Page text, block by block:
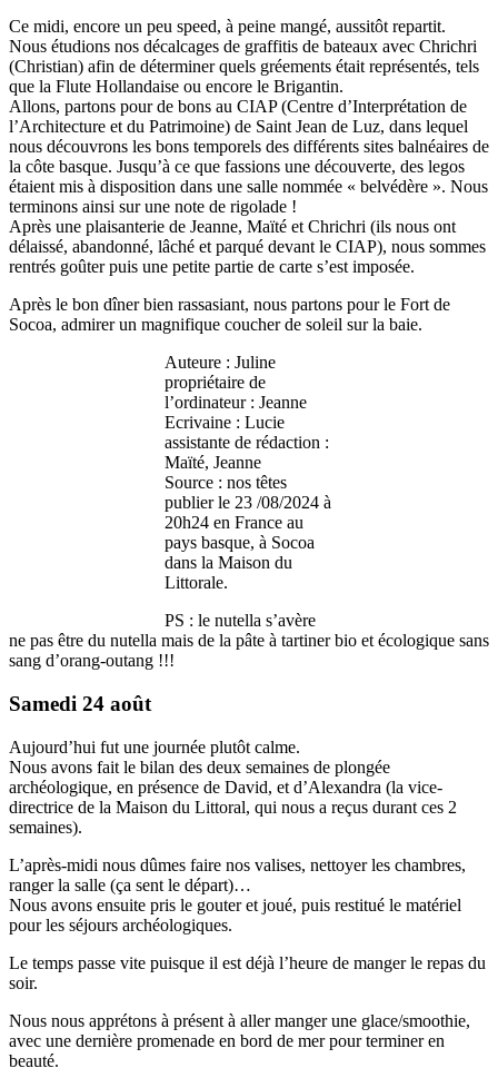
Ce midi, encore un peu speed, à peine mangé, aussitôt repartit.
Nous étudions nos décalcages de graffitis de bateaux avec Chrichri
(Christian) afin de déterminer quels gréements était représentés, tels
que la Flute Hollandaise ou encore le Brigantin.
Allons, partons pour de bons au CIAP (Centre d’Interprétation de
l’Architecture et du Patrimoine) de Saint Jean de Luz, dans lequel
nous découvrons les bons temporels des différents sites balnéaires de
la côte basque. Jusqu’à ce que fassions une découverte, des legos
étaient mis à disposition dans une salle nommée « belvédère ». Nous
terminons ainsi sur une note de rigolade !
Après une plaisanterie de Jeanne, Maïté et Chrichri (ils nous ont
délaissé, abandonné, lâché et parqué devant le CIAP), nous sommes
rentrés goûter puis une petite partie de carte s’est imposée.
Après le bon dîner bien rassasiant, nous partons pour le Fort de
Socoa, admirer un magnifique coucher de soleil sur la baie.
Auteure : Juline
propriétaire de
l’ordinateur : Jeanne
Ecrivaine : Lucie
assistante de rédaction :
Maïté, Jeanne
Source : nos têtes
publier le 23 /08/2024 à
20h24 en France au
pays basque, à Socoa
dans la Maison du
Littorale.
PS : le nutella s’avère
ne pas être du nutella mais de la pâte à tartiner bio et écologique sans
sang d’orang-outang !!!
Samedi 24 août
Aujourd’hui fut une journée plutôt calme.
Nous avons fait le bilan des deux semaines de plongée
archéologique, en présence de David, et d’Alexandra (la vice-
directrice de la Maison du Littoral, qui nous a reçus durant ces 2
semaines).
L’après-midi nous dûmes faire nos valises, nettoyer les chambres,
ranger la salle (ça sent le départ)…
Nous avons ensuite pris le gouter et joué, puis restitué le matériel
pour les séjours archéologiques.
Le temps passe vite puisque il est déjà l’heure de manger le repas du
soir.
Nous nous apprétons à présent à aller manger une glace/smoothie,
avec une dernière promenade en bord de mer pour terminer en
beauté.